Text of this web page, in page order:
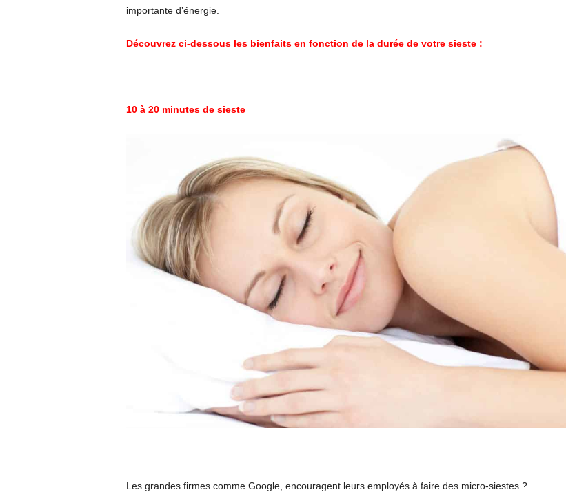
importante d’énergie.
Découvrez ci-dessous les bienfaits en fonction de la durée de votre sieste :
10 à 20 minutes de sieste
Les grandes firmes comme Google, encouragent leurs employés à faire des micro-siestes ?